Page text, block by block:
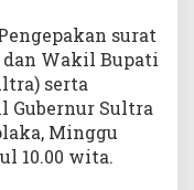
surat
Wakil Bupati
serta
Gubernur Sultra
Minggu
10.00 wita.